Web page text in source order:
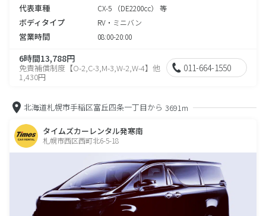
代表車種 CX-5 （DE2200cc） 等
ボディタイプ RV・ミニバン
営業時間 08:00-20:00
6時間13,788円
免責補償制度【O-2,C-3,M-3,W-2,W-4】他
1,430円
011-664-1550
北海道札幌市手稲区富丘四条一丁目から 3691m
タイムズカーレンタル発寒南
札幌市西区西町北6-5-18